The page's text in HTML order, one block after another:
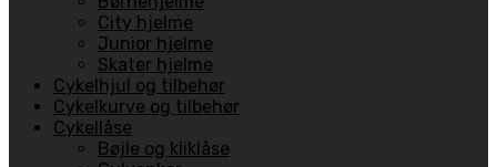
City hjelme
Junior hjelme
Skater hjelme
Cykelhjul og tilbehør
Cykelkurve og tilbehør
Cykellåse
Bøjle og kliklåse